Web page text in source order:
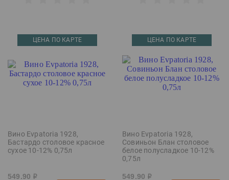
ЦЕНА ПО КАРТЕ
Вино Evpatoria 1928,
Бастардо столовое красное
сухое 10-12% 0,75л
549.90 р
ЦЕНА ПО КАРТЕ
Вино Evpatoria 1928,
Совиньон Блан столовое
белое полусладкое 10-12%
0,75л
549.90 р